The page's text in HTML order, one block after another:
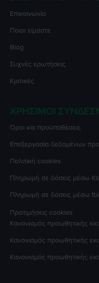
Επικοινωνία
Ποιοι είμαστε
Blog
Συχνές ερωτήσεις
Κριτικές
ΧΡΉΣΙΜΟΙ
Όροι και προϋποθέσεις
Επεξεργασία δεδομένων
Πολιτική cookies
Πληρωμή σε δόσεις μέσω
Πληρωμή σε δόσεις μέσω
Προτιμήσεις cookies
Κανονισμός προωθητικής
Κανονισμός προωθητικής
Κανονισμός προωθητικής